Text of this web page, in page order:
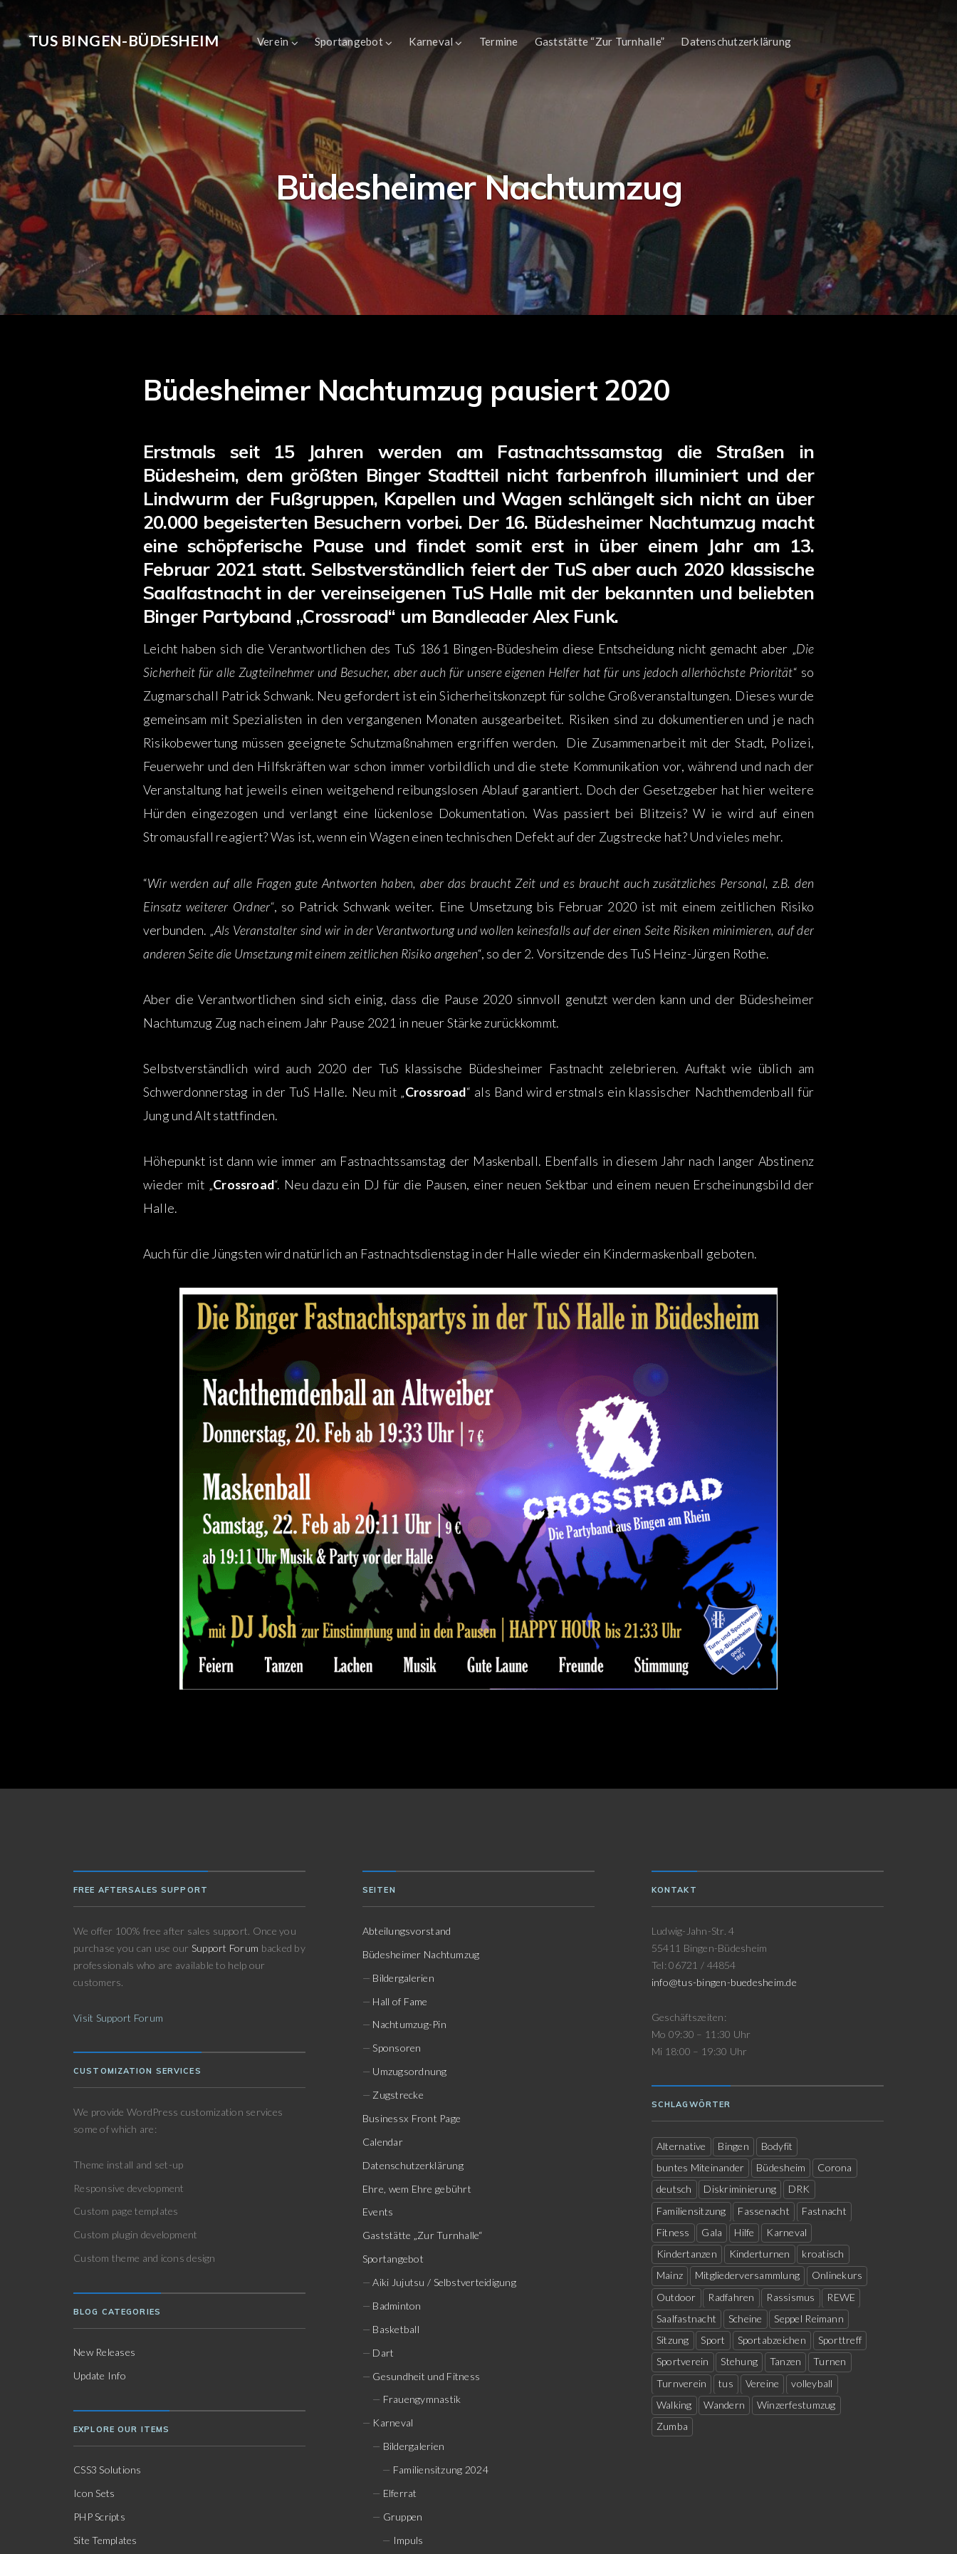
TUS BINGEN-BÜDESHEIM Verein Sportangebot Karneval Termine Gaststätte “Zur Turnhalle” Datenschutzerklärung
Büdesheimer Nachtumzug
Büdesheimer Nachtumzug pausiert 2020
Erstmals seit 15 Jahren werden am Fastnachtssamstag die Straßen in
Büdesheim, dem größten Binger Stadtteil nicht farbenfroh illuminiert und der
Lindwurm der Fußgruppen, Kapellen und Wagen schlängelt sich nicht an über
20.000 begeisterten Besuchern vorbei. Der 16. Büdesheimer Nachtumzug macht
eine schöpferische Pause und findet somit erst in über einem Jahr am 13.
Februar 2021 statt. Selbstverständlich feiert der TuS aber auch 2020 klassische
Saalfastnacht in der vereinseigenen TuS Halle mit der bekannten und beliebten
Binger Partyband „Crossroad“ um Bandleader Alex Funk.
Leicht haben sich die Verantwortlichen des TuS 1861 Bingen-Büdesheim diese Entscheidung nicht gemacht aber „Die
Sicherheit für alle Zugteilnehmer und Besucher, aber auch für unsere eigenen Helfer hat für uns jedoch allerhöchste Priorität“ so
Zugmarschall Patrick Schwank. Neu gefordert ist ein Sicherheitskonzept für solche Großveranstaltungen. Dieses wurde
gemeinsam mit Spezialisten in den vergangenen Monaten ausgearbeitet. Risiken sind zu dokumentieren und je nach
Risikobewertung müssen geeignete Schutzmaßnahmen ergriffen werden. Die Zusammenarbeit mit der Stadt, Polizei,
Feuerwehr und den Hilfskräften war schon immer vorbildlich und die stete Kommunikation vor, während und nach der
Veranstaltung hat jeweils einen weitgehend reibungslosen Ablauf garantiert. Doch der Gesetzgeber hat hier weitere
Hürden eingezogen und verlangt eine lückenlose Dokumentation. Was passiert bei Blitzeis? W ie wird auf einen
Stromausfall reagiert? Was ist, wenn ein Wagen einen technischen Defekt auf der Zugstrecke hat? Und vieles mehr.
“Wir werden auf alle Fragen gute Antworten haben, aber das braucht Zeit und es braucht auch zusätzliches Personal, z.B. den
Einsatz weiterer Ordner“, so Patrick Schwank weiter. Eine Umsetzung bis Februar 2020 ist mit einem zeitlichen Risiko
verbunden. „Als Veranstalter sind wir in der Verantwortung und wollen keinesfalls auf der einen Seite Risiken minimieren, auf der
anderen Seite die Umsetzung mit einem zeitlichen Risiko angehen“, so der 2. Vorsitzende des TuS Heinz-Jürgen Rothe.
Aber die Verantwortlichen sind sich einig, dass die Pause 2020 sinnvoll genutzt werden kann und der Büdesheimer
Nachtumzug Zug nach einem Jahr Pause 2021 in neuer Stärke zurückkommt.
Selbstverständlich wird auch 2020 der TuS klassische Büdesheimer Fastnacht zelebrieren. Auftakt wie üblich am
Schwerdonnerstag in der TuS Halle. Neu mit „Crossroad“ als Band wird erstmals ein klassischer Nachthemdenball für
Jung und Alt stattfinden.
Höhepunkt ist dann wie immer am Fastnachtssamstag der Maskenball. Ebenfalls in diesem Jahr nach langer Abstinenz
wieder mit „Crossroad“. Neu dazu ein DJ für die Pausen, einer neuen Sektbar und einem neuen Erscheinungsbild der
Halle.
Auch für die Jüngsten wird natürlich an Fastnachtsdienstag in der Halle wieder ein Kindermaskenball geboten.
FREE AFTERSALES SUPPORT
We offer 100% free after sales support. Once you
purchase you can use our Support Forum backed by
professionals who are available to help our
customers.
Visit Support Forum
CUSTOMIZATION SERVICES
We provide WordPress customization services
some of which are:
Theme install and set-up
Responsive development
Custom page templates
Custom plugin development
Custom theme and icons design
BLOG CATEGORIES
New Releases
Update Info
EXPLORE OUR ITEMS
CSS3 Solutions
Icon Sets
PHP Scripts
Site Templates
SEITEN
Abteilungsvorstand
Büdesheimer Nachtumzug
Bildergalerien
Hall of Fame
Nachtumzug-Pin
Sponsoren
Umzugsordnung
Zugstrecke
Businessx Front Page
Calendar
Datenschutzerklärung
Ehre, wem Ehre gebührt
Events
Gaststätte „Zur Turnhalle“
Sportangebot
Aiki Jujutsu / Selbstverteidigung
Badminton
Basketball
Dart
Gesundheit und Fitness
Frauengymnastik
Karneval
Bildergalerien
Familiensitzung 2024
Elferrat
Gruppen
Impuls
KONTAKT
Ludwig-Jahn-Str. 4
55411 Bingen-Büdesheim
Tel: 06721 / 44854
info@tus-bingen-buedesheim.de
Geschäftszeiten:
Mo 09:30 – 11:30 Uhr
Mi 18:00 – 19:30 Uhr
SCHLAGWÖRTER
Alternative Bingen
Bodyfit
buntes Miteinander
Büdesheim
Corona
deutsch
Diskriminierung
DRK
Familiensitzung
Fassenacht
Fastnacht
Fitness
Gala Hilfe
Karneval
Kindertanzen
Kinderturnen
kroatisch
Mainz
Mitgliederversammlung
Onlinekurs
Outdoor
Radfahren Rassismus
REWE
Saalfastnacht
Scheine
Seppel Reimann
Sitzung
Sport Sportabzeichen
Sporttreff
Sportverein
Stehung Tanzen
Turnen
Turnverein
tus Vereine
volleyball
Walking
Wandern
Winzerfestumzug
Zumba